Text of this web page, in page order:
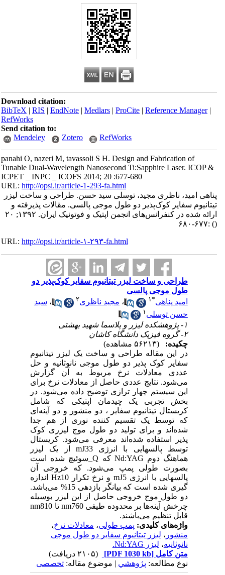
Download citation:
BibTeX|RIS|EndNote|Medlars|ProCite|Reference Manager
RefWorks
Send citation to:
Mendeley
Zotero RefWorks
panahi O, nazeri M, tavassoli S H. Design and Fabrication of
Tunable Dual-Wavelength Nanosecond Ti:Sapphire Laser. ICOP &
ICPET _ INPC _ ICOFS 2014; 20 :677-680
URL:http://opsi.ir/article-1-293-fa.html
پناهی امید، ناظری مجید، توسلی سید حسن. طراحی و ساخت لیزر
تیتانیوم سفایر کوک‌پذیر دو طول موجی پالسی. مقالات پذیرفته و
ارائه شده در کنفرانس‌های انجمن اپتیک و فوتونیک ایران. ۱۳۹۲; ۲۰
:۶۷۷-۶۸۰
URL:http://opsi.ir/article-۱-۲۹۳-fa.html
طراحی و ساخت لیزر تیتانیوم سفایر کوک‌پذیر دو
طول موجی پالسی
امید پناهی
۱ ،مجید ناظری۲ ،سید
حسن توسلی
چکیده:
در این مقاله طراحی و ساخت یک لیزر تیتانیوم
سفایر کوک پذیر دو طول موجی نانوثانیه و حل
عددی معادلات نرخ مربوط به آن گزارش
می‌شود. نتایج عددی حاصل از معادلات نرخ برای
این سیستم چهار ترازی توضیح داده می‌شود. در
بخش تجربی یک چیدمان اپتیکی که شامل
کریستال تیتانیوم سفایر ، دو منشور و دو آینه‌ای
که توسط یک تقسیم کننده نوری از هم جدا
شده‌اند و برای تولید دو طول موج لیزری کوک
پذیر استفاده شده‌اند معرفی می‌شود. کریستال
توسط پالسهایی با انرژی mJ33 از یک لیزر
هماهنگ دوم Nd:YAG که Q_سوئیچ شده است
بصورت طولی پمپ می‌شود. که خروجی آن
پالسهایی با انرژی mJ5 و نرخ تکرار Hz10 اندازه
گیری شده است که بیانگر بازدهی 15% می‌باشد.
دو طول موج خروجی حاصل از این لیزر بوسیله
چرخش آینه‌ها بر محدوده طیفی nm760 تا nm810
قابل تنظیم می‌باشند.
واژه‌های کلیدی:پمپ طولی،معادلات نرخ ،
منشور، لیزر تیتانیوم سفایر دو طول موجی
نانوثانیه،لیزر Nd:YAG.
متن کامل[PDF 1030 kb]
نوع مطالعه:پژوهشي| موضوع مقاله:تخصصی